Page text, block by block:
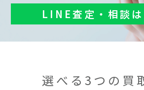
LINE査定・相談は
選べる3つの買